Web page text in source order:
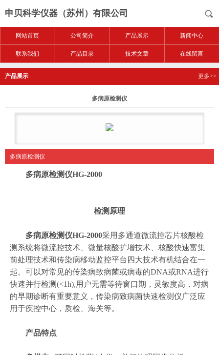
申贝科学仪器（苏州）有限公司
网站首页 公司简介 产品展示 新闻中心
联系我们 产品目录 技术文章 在线留言
产品展示 更多>>
多病原检测仪
多病原检测仪
多病原检测仪HG-2000
检测原理
多病原检测仪HG-2000采用多通道微流控芯片核酸检
测系统将微流控技术、微量核酸扩增技术、核酸快速富集
前处理技术和传染病移动监控平台四大技术有机结合在一
起。可以对常见的传染病致病菌或病毒的DNA或RNA进行
快速并行检测(<1h),用户无需等待窗口期，灵敏度高，对病
的早期诊断有重要意义，传染病致病菌快速检测仪广泛应
用于疾控中心，质检、海关等。
产品特点